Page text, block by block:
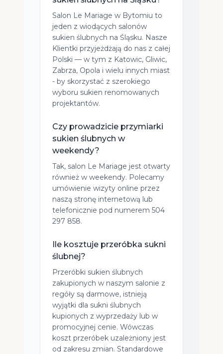
Salon Le Mariage w Bytomiu to
jeden z wiodących salonów
sukien ślubnych na Śląsku. Nasze
Klientki przyjeżdżają do nas z całej
Polski — w tym z Katowic, Gliwic,
Zabrza, Opola i wielu innych miast
- by skorzystać z szerokiego
wyboru sukien renomowanych
projektantów.
Czy prowadzicie przymiarki
sukien ślubnych w
weekendy?
Tak, salon Le Mariage jest otwarty
również w weekendy. Polecamy
umówienie wizyty online przez
naszą stronę internetową lub
telefonicznie pod numerem 504
297 858.
Ile kosztuje przeróbka sukni
ślubnej?
Przeróbki sukien ślubnych
zakupionych w naszym salonie z
regóły są darmowe, istnieją
wyjątki dla sukni ślubnych
kupionych z wyprzedaży lub w
promocyjnej cenie. Wówczas
koszt przeróbek uzależniony jest
od zakresu zmian. Standardowe